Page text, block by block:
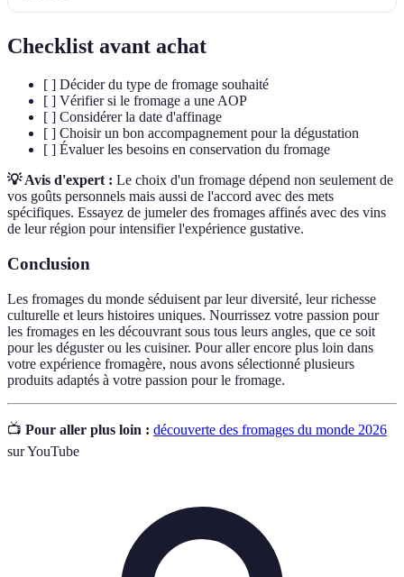
Checklist avant achat
[ ] Décider du type de fromage souhaité
[ ] Vérifier si le fromage a une AOP
[ ] Considérer la date d'affinage
[ ] Choisir un bon accompagnement pour la dégustation
[ ] Évaluer les besoins en conservation du fromage
💡 Avis d'expert : Le choix d'un fromage dépend non seulement de
vos goûts personnels mais aussi de l'accord avec des mets
spécifiques. Essayez de jumeler des fromages affinés avec des vins
de leur région pour intensifier l'expérience gustative.
Conclusion
Les fromages du monde séduisent par leur diversité, leur richesse
culturelle et leurs histoires uniques. Nourrissez votre passion pour
les fromages en les découvrant sous tous leurs angles, que ce soit
pour les déguster ou les cuisiner. Pour aller encore plus loin dans
votre expérience fromagère, nous avons sélectionné plusieurs
produits adaptés à votre passion pour le fromage.
📺 Pour aller plus loin : découverte des fromages du monde 2026
sur YouTube